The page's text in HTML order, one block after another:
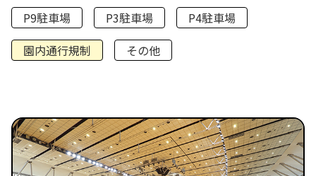
P9駐車場
P3駐車場
P4駐車場
園内通行規制
その他